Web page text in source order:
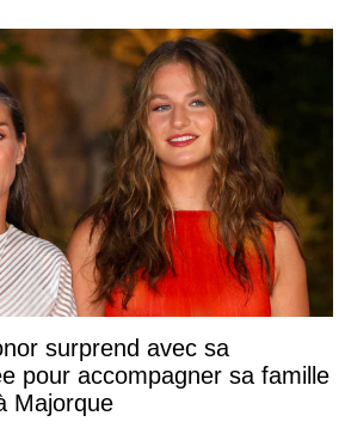
surprend avec sa
pour accompagner sa famille
Majorque